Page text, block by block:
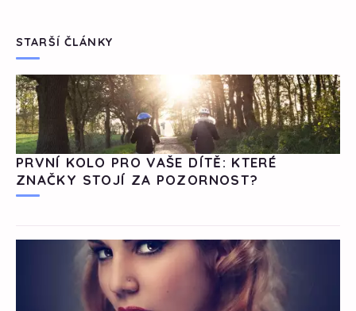
STARŠÍ ČLÁNKY
PRVNÍ KOLO PRO VAŠE DÍTĚ: KTERÉ
ZNAČKY STOJÍ ZA POZORNOST?